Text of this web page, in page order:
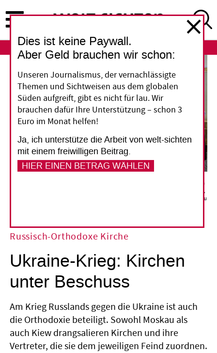
zum
Inhalt
ABO
(Mitte) vor einem Treffen mit russischen und serbischen orthodoxen christlichen Führern
im Kreml am 22. April 2025. Von links nach rechts: Metropolit Anthony von Wolokolamsk,
Bischof Irinej von Backa, der serbische Patriarch Porfirije und Patriarch Kirill von Moskau
Russisch-Orthodoxe Kirche
Ukraine-Krieg: Kirchen
unter Beschuss
Am Krieg Russlands gegen die Ukraine ist auch
die Orthodoxie beteiligt. Sowohl Moskau als
auch Kiew drangsalieren Kirchen und ihre
Vertreter, die sie dem jeweiligen Feind zuordnen.
Dies ist keine Paywall.
Aber Geld brauchen wir schon:
Unseren Journalismus, der vernachlässigte
Themen und Sichtweisen aus dem globalen
Süden aufgreift, gibt es nicht für lau. Wir
brauchen dafür Ihre Unterstützung – schon 3
Euro im Monat helfen!
Ja, ich unterstütze die Arbeit von welt-sichten
mit einem freiwilligen Beitrag.
HIER EINEN BETRAG WÄHLEN